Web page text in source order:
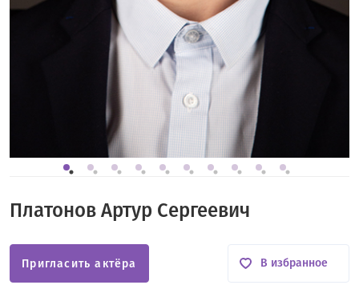
Платонов Артур Сергеевич
Пригласить актёра В избранное